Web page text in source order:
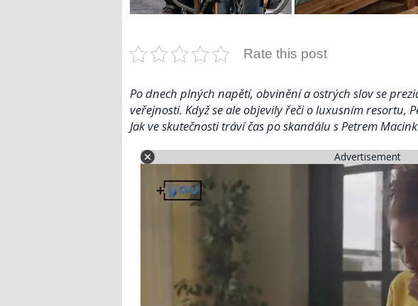
Rate this post
Po dnech plných napětí, obvinění a ostrých slov se
veřejnosti. Když se ale objevily řeči o luxusním resortu,
Jak ve skutečnosti tráví čas po skandálu s Petrem
Advertisement